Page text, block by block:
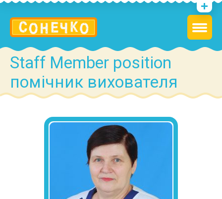
Staff Member position
помічник вихователя